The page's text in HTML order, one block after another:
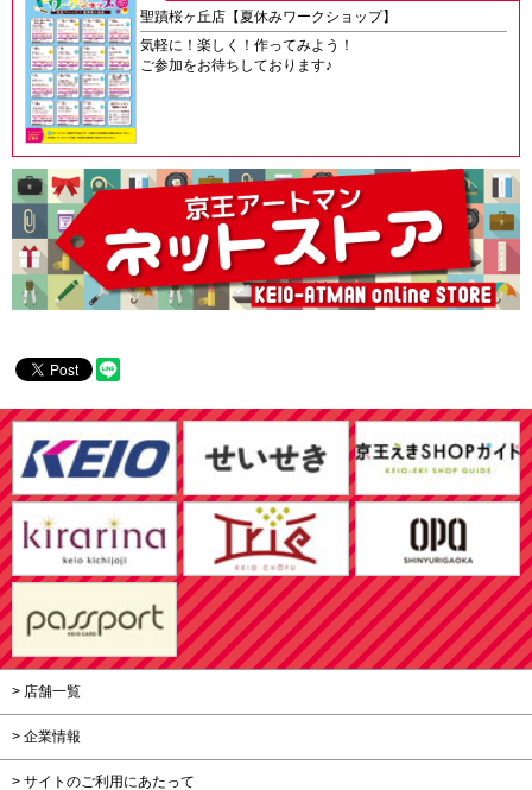
聖蹟桜ヶ丘店【夏休みワークショップ】
気軽に！楽しく！作ってみよう！
ご参加をお待ちしております♪
> 店舗一覧
> 企業情報
> サイトのご利用にあたって